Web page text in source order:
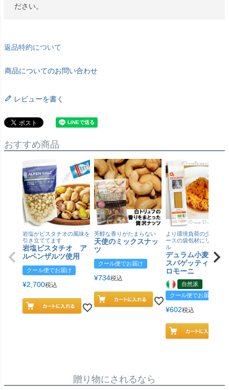
ださい。
返品特約について
商品についてのお問い合わせ
レビューを書く
おすすめ商品
岩塩がピスタチオの風味を
引き立ててます
岩塩ピスタチオ ア
ルペンザルツ使用
クール便でお届け
¥2,700税込
芳醇な香りがたまらない
天使のミックスナッ
ツ
クール便でお届け
¥734税込
より環境負荷の少ない紙
ースの袋包材にリニュー
ル
デュラム小麦 有
スパゲッティ／ジ
ロモーニ
自然派
クール便でお届け
¥602税込
贈り物にされるなら